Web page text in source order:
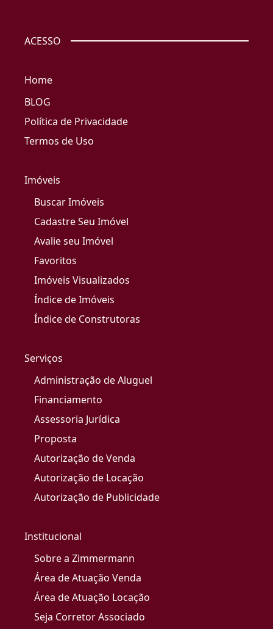
ACESSO
Home
BLOG
Política de Privacidade
Termos de Uso
Imóveis
Buscar Imóveis
Cadastre Seu Imóvel
Avalie seu Imóvel
Favoritos
Imóveis Visualizados
Índice de Imóveis
Índice de Construtoras
Serviços
Administração de Aluguel
Financiamento
Assessoria Jurídica
Proposta
Autorização de Venda
Autorização de Locação
Autorização de Publicidade
Institucional
Sobre a Zimmermann
Área de Atuação Venda
Área de Atuação Locação
Seja Corretor Associado